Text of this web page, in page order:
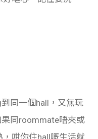
同一個hall，又無玩
同roommate唔夾或
咁你住hall嘅生活就